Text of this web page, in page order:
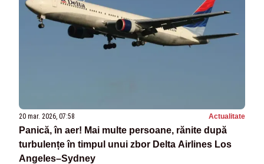
20 mar. 2026, 07:58 Actualitate
Panică, în aer! Mai multe persoane, rănite după
turbulențe în timpul unui zbor Delta Airlines Los
Angeles–Sydney